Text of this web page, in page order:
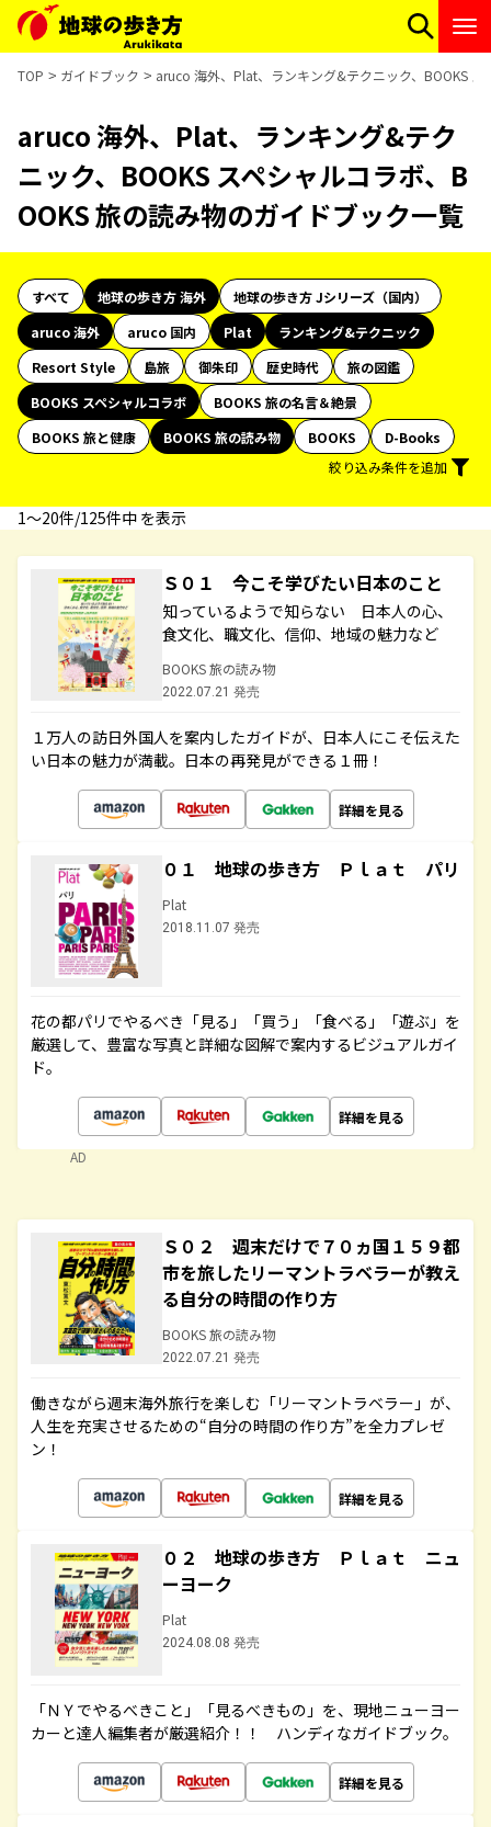
TOP ガイドブック aruco 海外、Plat、ランキング&テクニック、BOOKS
aruco 海外、Plat、ランキング&テク
ニック、BOOKS スペシャルコラボ、B
OOKS 旅の読み物のガイドブック一覧
すべて 地球の歩き方 海外
地球の歩き方 Jシリーズ（国内）
aruco 海外
aruco 国内 Plat
ランキング&テクニック
Resort Style
島旅 御朱印 歴史時代
旅の図鑑
BOOKS スペシャルコラボ
BOOKS 旅の名言＆絶景
BOOKS 旅と健康
BOOKS 旅の読み物 BOOKS
D-Books
絞り込み条件を追加
1〜20件/125件中 を表示
Ｓ０１ 今こそ学びたい日本のこと
知っているようで知らない 日本人の心、
食文化、職文化、信仰、地域の魅力など
BOOKS 旅の読み物
2022.07.21 発売
１万人の訪日外国人を案内したガイドが、日本人にこそ伝えた
い日本の魅力が満載。日本の再発見ができる１冊！
詳細を見る
０１ 地球の歩き方 Ｐｌａｔ パリ
Plat
2018.11.07 発売
花の都パリでやるべき「見る」「買う」「食べる」「遊ぶ」を
厳選して、豊富な写真と詳細な図解で案内するビジュアルガイ
ド。
詳細を見る
AD
Ｓ０２ 週末だけで７０ヵ国１５９都
市を旅したリーマントラベラーが教え
る自分の時間の作り方
BOOKS 旅の読み物
2022.07.21 発売
働きながら週末海外旅行を楽しむ「リーマントラベラー」が、
人生を充実させるための“自分の時間の作り方”を全力プレゼ
ン！
詳細を見る
０２ 地球の歩き方 Ｐｌａｔ ニュ
ーヨーク
Plat
2024.08.08 発売
「ＮＹでやるべきこと」「見るべきもの」を、現地ニューヨー
カーと達人編集者が厳選紹介！！ ハンディなガイドブック。
詳細を見る